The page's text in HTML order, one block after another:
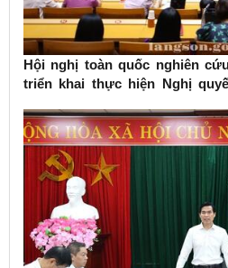
Hội nghị toàn quốc nghiên
triển khai thực hiện Nghị